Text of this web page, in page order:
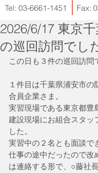
Tel: 03-6661-1451 Fax:
2026/6/17 東京
の巡回訪問でし
この日も３件の巡回訪問
１件目は千葉県浦安市の
合員企業さま。
実習現場である東京都豊
建設現場にお組合スタッ
した。
実習中の２名とも面談で
仕事の途中だったので改
は連絡する形で、○藤社